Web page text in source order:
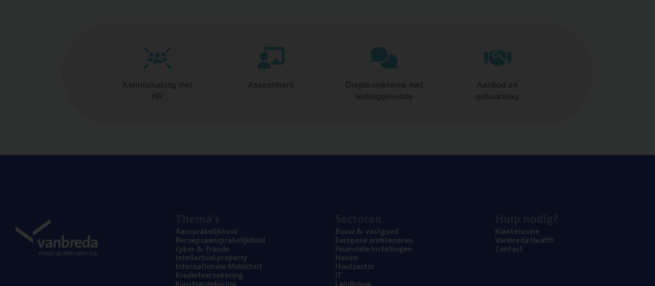
Kennismaking met
HR
Assessment
Diepte-interview met
leidinggevende
Aanbod en
onboarding
Aan­spra­ke­lijk­heid
Beroeps­aan­spra­ke­lijk­heid
Cyber& fraude
Intel­lec­tu­al property
Inter­na­ti­o­na­le Mobiliteit
Kre­diet­ver­ze­ke­ring
Bouw& vastgoed
Euro­pe­se ambtenaren
Finan­ci­ë­le instellingen
Haven
Hout­sec­tor
IT
Klan­ten­zo­ne
Van­b­re­da Health
Con­tact